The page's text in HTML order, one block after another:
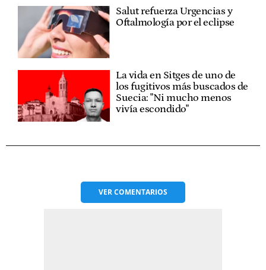
Salut refuerza Urgencias y
Oftalmología por el eclipse
La vida en Sitges de uno de
los fugitivos más buscados de
Suecia: "Ni mucho menos
vivía escondido"
VERCOMENTARIOS